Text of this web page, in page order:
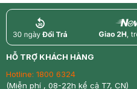
return nowfree
HỖ TRỢ KHÁCH HÀNG
Hotline: 1800 6324
(Miễn phí , 08-22h kể cả T7, CN)